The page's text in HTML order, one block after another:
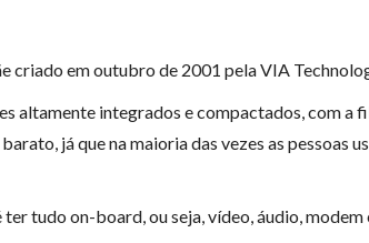
criado em outubro de 2001 pela VIA
altamente integrados e compactados, com
já que na maioria das vezes as pessoas
tudo on-board, ou seja, vídeo, áudio,